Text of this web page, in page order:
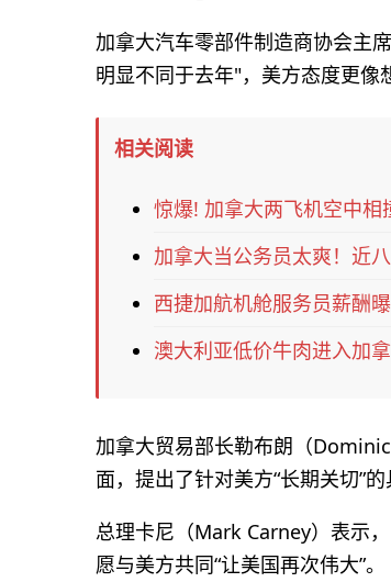
加拿大汽车零部件制造商协会主
明显不同于去年"，美方态度更像
相关阅读
惊爆! 加拿大两飞机空中
加拿大当公务员太爽！近
西捷加航机舱服务员薪酬
澳大利亚低价牛肉进入加
加拿大贸易部长勒布朗（
面，提出了针对美方“长期关切”的
总理卡尼（Mark Carney）表示
愿与美方共同“让美国再次伟大”。